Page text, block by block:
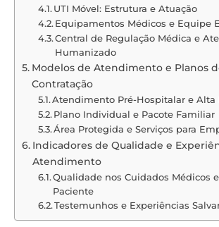
UTI Móvel: Estrutura e Atuação
Equipamentos Médicos e Equipe
Central de Regulação Médica e
Humanizado
Modelos de Atendimento e Planos
Contratação
Atendimento Pré-Hospitalar e Alta
Plano Individual e Pacote Familiar
Área Protegida e Serviços para
Indicadores de Qualidade e
Atendimento
Qualidade nos Cuidados Médicos
Paciente
Testemunhos e Experiências